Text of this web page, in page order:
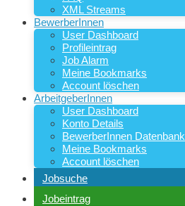
XML Streams
BewerberInnen
User Dashboard
Profileintrag
Job Alarm
Meine Bookmarks
Account löschen
ArbeitgeberInnen
User Dashboard
Konto Details
BewerberInnen Datenbank
Meine Bookmarks
Account löschen
Jobsuche
Jobeintrag